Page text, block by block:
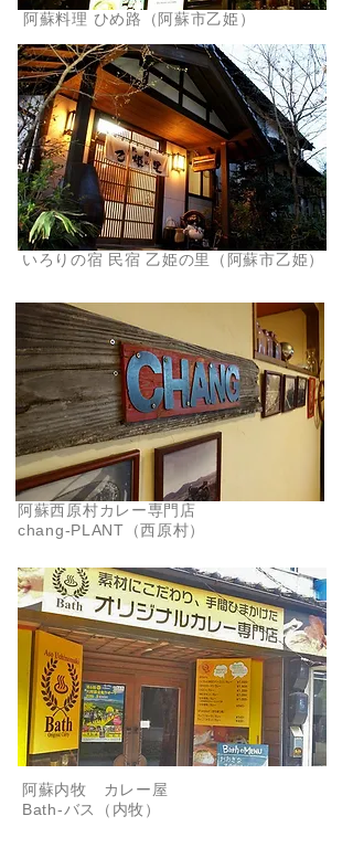
阿蘇料理 ひめ路（阿蘇市乙姫）
いろりの宿 民宿 乙姫の里（阿蘇市乙姫）
阿蘇西原村カレー専門店
chang-PLANT（西原村）
阿蘇内牧 カレー屋
Bath-バス（内牧）